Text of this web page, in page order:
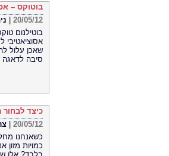
בוטוקס –
20/05/12
בוטילנום
שאכן עלול
סיבה לדאגה
כיצד
20/05/12
כשאנחנו
כמויות